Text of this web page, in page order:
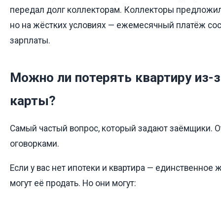
передал долг коллекторам. Коллекторы
но на жёстких условиях — ежемесячный платёж
зарплаты.
Можно ли потерять квартиру из-
карты?
Самый частый вопрос, который задают заёмщики.
оговорками.
Если у вас нет ипотеки и квартира — единственное
могут её продать. Но они могут: